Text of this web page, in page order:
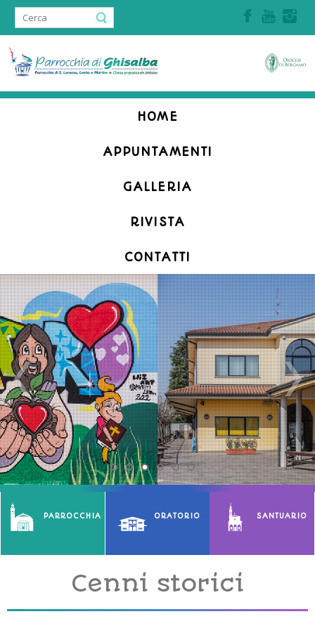
HOME
APPUNTAMENTI
GALLERIA
RIVISTA
CONTATTI
PARROCCHIA ORATORIO SANTUARIO
Cenni storici